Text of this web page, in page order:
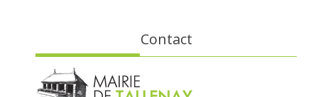
Contact